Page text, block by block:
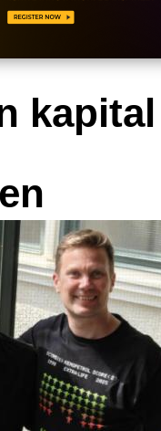
kapital